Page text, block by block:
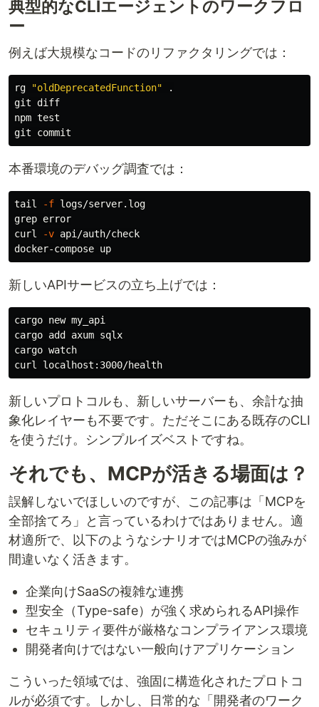
典型的なCLIエージェントのワークフロ
ー
例えば大規模なコードのリファクタリングでは：
rg "oldDeprecatedFunction"
.
git diff
npm
本番環境のデバッグ調査では：
tail -f
grep error
curl
-v api/auth/check
新しいAPIサービスの立ち上げでは：
cargo new my_api
cargo add axum sqlx
cargo watch
新しいプロトコルも、新しいサーバーも、余計な抽
象化レイヤーも不要です。ただそこにある既存のCLI
を使うだけ。シンプルイズベストですね。
それでも、MCPが活きる場面は？
誤解しないでほしいのですが、この記事は「MCPを
全部捨てろ」と言っているわけではありません。適
材適所で、以下のようなシナリオではMCPの強みが
間違いなく活きます。
企業向けSaaSの複雑な連携
型安全（Type-safe）が強く求められるAPI操作
セキュリティ要件が厳格なコンプライアンス環境
開発者向けではない一般向けアプリケーション
こういった領域では、強固に構造化されたプロトコ
ルが必須です。しかし、日常的な「開発者のワーク